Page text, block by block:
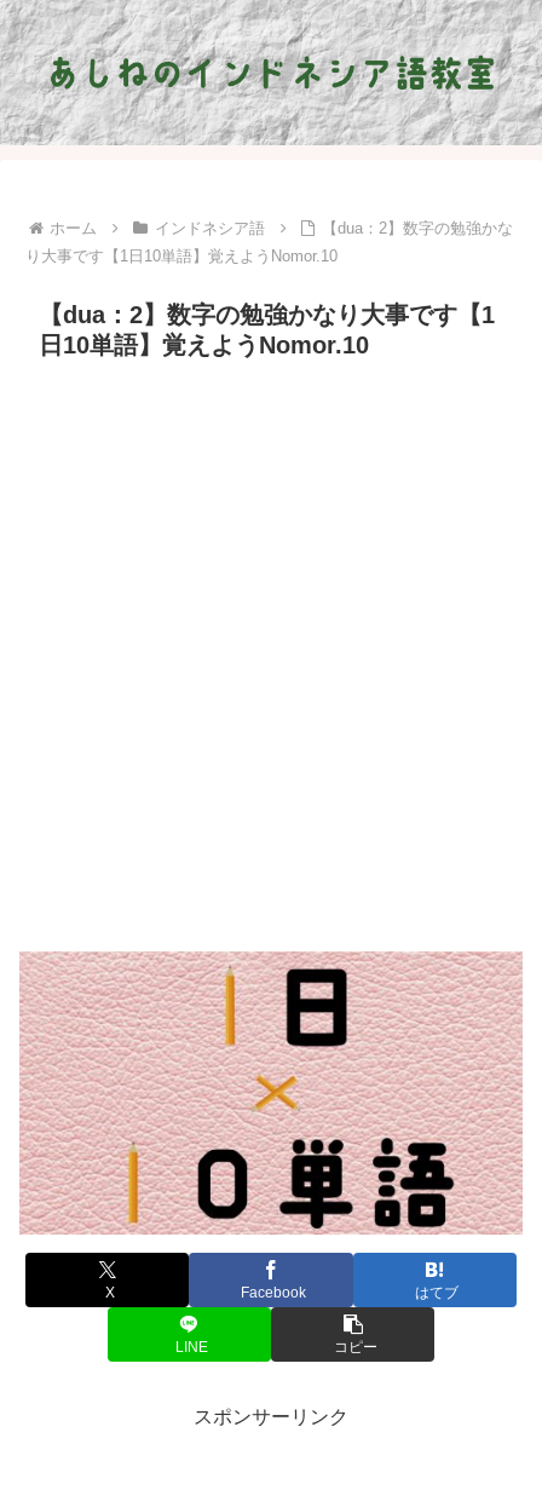
ホーム インドネシア語
【dua：2】数字の勉強かな
り大事です【1日10単語】覚えようNomor.10
【dua：2】数字の勉強かなり大事です【1
日10単語】覚えようNomor.10
X Facebook はてブ
LINE コピー
スポンサーリンク